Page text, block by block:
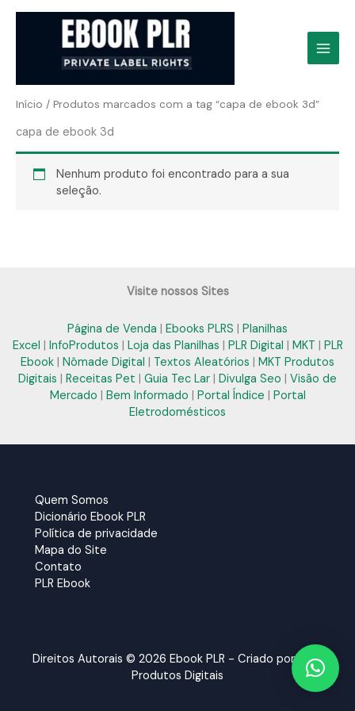
Início / Produtos marcados com a tag “capa de ebook 3d”
capa de ebook 3d
Nenhum produto foi encontrado para a sua
seleção.
Visite nossos Sites
Página de Venda | Ebooks PLRS | Planilhas
Excel | InfoProdutos | Loja das Planilhas | PLR Digital | MKT | PLR
Ebook | Nômade Digital | Textos Aleatórios | MKT Produtos
Digitais | Receitas Pet | Guia Tec Lar | Divulga Seo | Visão de
Mercado | Bem Informado | Portal Índice | Portal
Eletrodomésticos
Quem Somos
Dicionário Ebook PLR
Política de privacidade
Mapa do Site
Contato
PLR Ebook
Direitos Autorais © 2026 Ebook PLR - Criado por:
MKT
Produtos Digitais